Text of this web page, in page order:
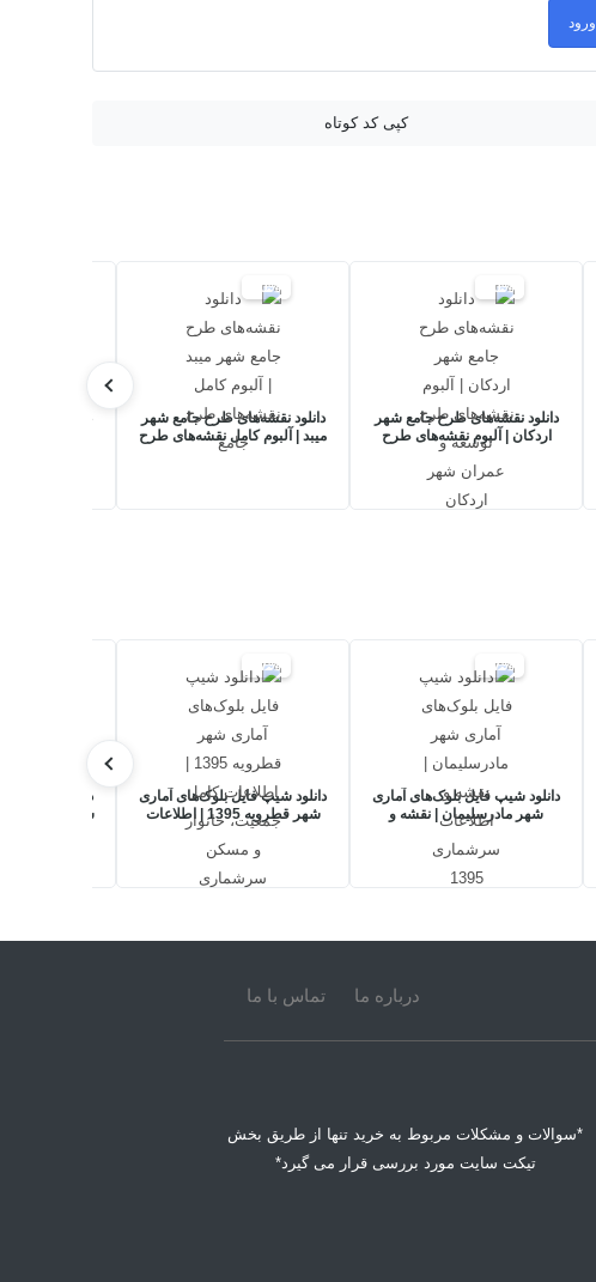
ورود
کپی کد کوتاه
20%
دانلود نقشه‌های طرح جامع شهر
اردکان | آلبوم نقشه‌های طرح
توسعه و عمران شهر اردکان
20%
دانلود نقشه‌های طرح جامع شهر
میبد | آلبوم کامل نقشه‌های طرح
جامع
17%
دانلود شیپ فایل بلوک‌های آماری
شهر مادرسلیمان | نقشه و
17%
دانلود شیپ فایل بلوک‌های آماری
شهر قطرویه 1395 | اطلاعات
کامل جمعیت، خانوار و مسکن
سرشماری
دانلود شیپ
درباره ما تماس با ما
*سوالات و مشکلات مربوط به خرید تنها از طریق بخش
تیکت سایت مورد بررسی قرار می گیرد*